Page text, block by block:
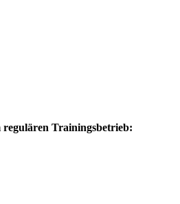
regulären Trainingsbetrieb: